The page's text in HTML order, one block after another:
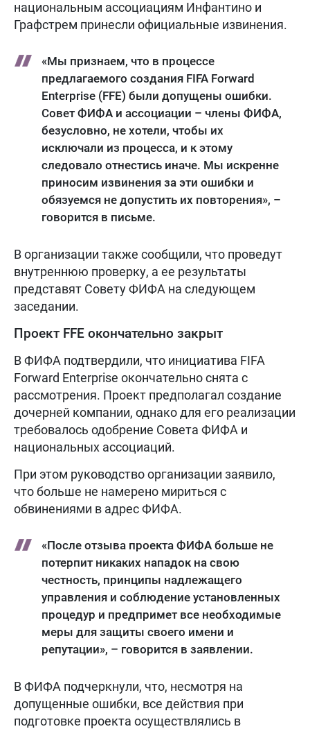
национальным ассоциациям Инфантино и
Графстрем принесли официальные извинения.
«Мы признаем, что в процессе
предлагаемого создания FIFA Forward
Enterprise (FFE) были допущены ошибки.
Совет ФИФА и ассоциации – члены ФИФА,
безусловно, не хотели, чтобы их
исключали из процесса, и к этому
следовало отнестись иначе. Мы искренне
приносим извинения за эти ошибки и
обязуемся не допустить их повторения», –
говорится в письме.
В организации также сообщили, что проведут
внутреннюю проверку, а ее результаты
представят Совету ФИФА на следующем
заседании.
Проект FFE окончательно закрыт
В ФИФА подтвердили, что инициатива FIFA
Forward Enterprise окончательно снята с
рассмотрения. Проект предполагал создание
дочерней компании, однако для его реализации
требовалось одобрение Совета ФИФА и
национальных ассоциаций.
При этом руководство организации заявило,
что больше не намерено мириться с
обвинениями в адрес ФИФА.
«После отзыва проекта ФИФА больше не
потерпит никаких нападок на свою
честность, принципы надлежащего
управления и соблюдение установленных
процедур и предпримет все необходимые
меры для защиты своего имени и
репутации», – говорится в заявлении.
В ФИФА подчеркнули, что, несмотря на
допущенные ошибки, все действия при
подготовке проекта осуществлялись в